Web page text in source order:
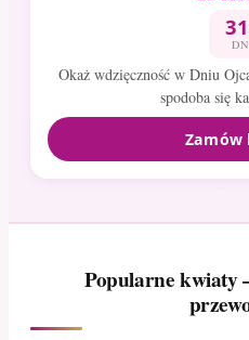
Okaż wdzięczność w Dniu
spodoba się
Zamów
Popularne kwiaty